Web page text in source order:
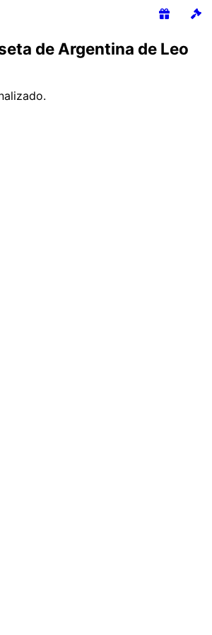
de Argentina de Leo